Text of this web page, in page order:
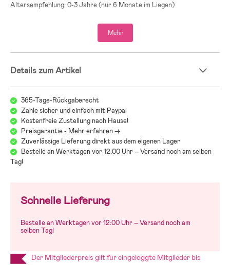
Altersempfehlung: 0-3 Jahre (nur 6 Monate im Liegen)
Maximale Gewichtsbelastung: 15 kg pro Kind / Sitz
Einkaufskorb mit maximalem Ladegewicht: 4,5 kg
Wir bei Jollyroom wissen, wie schwer es sein kann, den richtigen
beachten und zwischen alle den verschiedenen Modellen, Marken und
helfen soll, genau den Wagen zu finden, der zu Euch und Euren
Anforderungen passt:
Jollyrooms Kinderwagenguide
Mehr
Details zum Artikel
365-Tage-Rückgaberecht
Zahle sicher und einfach mit Paypal
Kostenfreie Zustellung nach Hause!
Preisgarantie - Mehr erfahren ->
Zuverlässige Lieferung direkt aus dem eigenen Lager
Bestelle an Werktagen vor 12:00 Uhr – Versand noch am selben
Tag!
Schnelle Lieferung
Bestelle an Werktagen vor 12:00 Uhr – Versand noch am
selben Tag!
Der Mitgliederpreis gilt für eingeloggte Mitglieder bis